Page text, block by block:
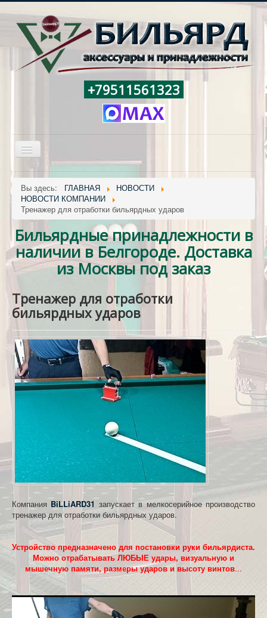
+79511561323
Включить/
выключить
навигацию
ГЛАВНАЯ
БИЛЬЯРДНЫЕ ПРИНАДЛЕЖНОСТИ
БИЛЬЯРДНЫЕ СТОЛЫ
НОВОСТИ
СКЛАД
Вы здесь: ГЛАВНАЯ
НОВОСТИ
НОВОСТИ КОМПАНИИ
Тренажер для отработки бильярдных ударов
Бильярдные принадлежности в
наличии в Белгороде. Доставка
из Москвы под заказ
Тренажер для отработки
бильярдных ударов
Компания BiLLiARD31 запускает в мелкосерийное производство
тренажер для отработки бильярдных ударов.
Устройство предназначено для постановки руки бильярдиста.
Можно отрабатывать ЛЮБЫЕ удары, визуальную и
мышечную памяти, размеры ударов и высоту винтов...